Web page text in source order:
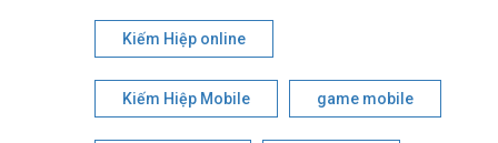
Kiếm Hiệp online
Kiếm Hiệp Mobile game mobile